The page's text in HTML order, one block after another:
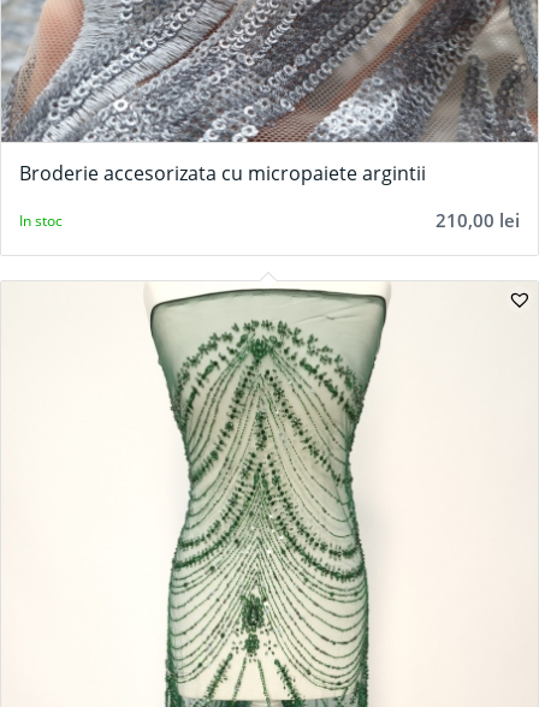
Broderie accesorizata cu micropaiete argintii
210,00 lei
In stoc